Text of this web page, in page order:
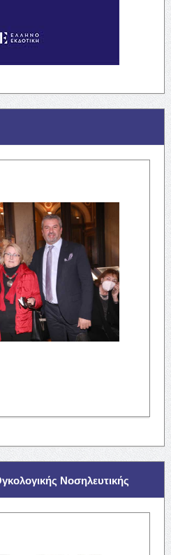
Νοσηλευτικής